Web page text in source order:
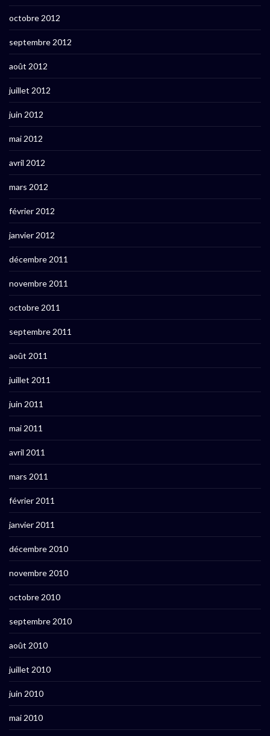
octobre 2012
septembre 2012
août 2012
juillet 2012
juin 2012
mai 2012
avril 2012
mars 2012
février 2012
janvier 2012
décembre 2011
novembre 2011
octobre 2011
septembre 2011
août 2011
juillet 2011
juin 2011
mai 2011
avril 2011
mars 2011
février 2011
janvier 2011
décembre 2010
novembre 2010
octobre 2010
septembre 2010
août 2010
juillet 2010
juin 2010
mai 2010